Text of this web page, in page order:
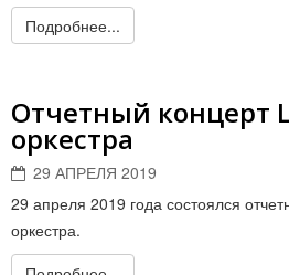
Подробнее...
Отчетный концерт
оркестра
29 АПРЕЛЯ 2019
29 апреля 2019 года состоялся
оркестра.